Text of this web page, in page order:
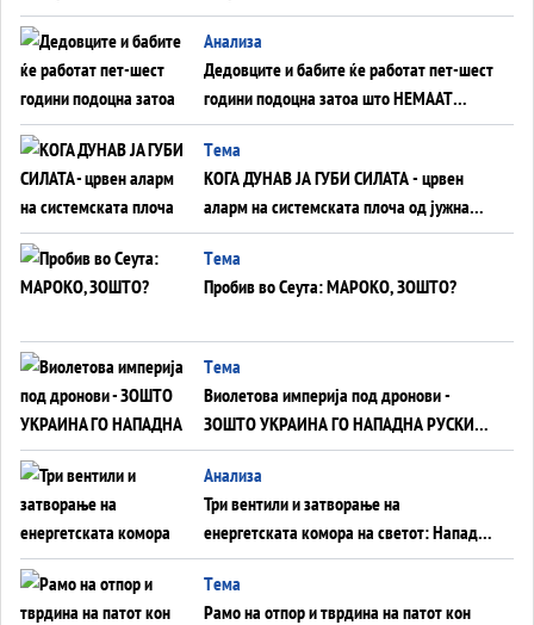
Анализа
Дедовците и бабите ќе работат пет-шест
години подоцна затоа што НЕМААТ
ВНУЦИ ДА ГИ ЗАМЕНАТ
Tема
КОГА ДУНАВ ЈА ГУБИ СИЛАТА - црвен
аларм на системската плоча од јужна
Германија до Црното Море...
Tема
Пробив во Сеута: МАРОКО, ЗОШТО?
Tема
Виолетова империја под дронови -
ЗОШТО УКРАИНА ГО НАПАДНА РУСКИОТ
WILDBERRIES
Aнализа
Три вентили и затворање на
енергетската комора на светот: Нападот
во Суец најавува глобален енергетски
инфаркт?
Tема
Рамо на отпор и тврдина на патот кон